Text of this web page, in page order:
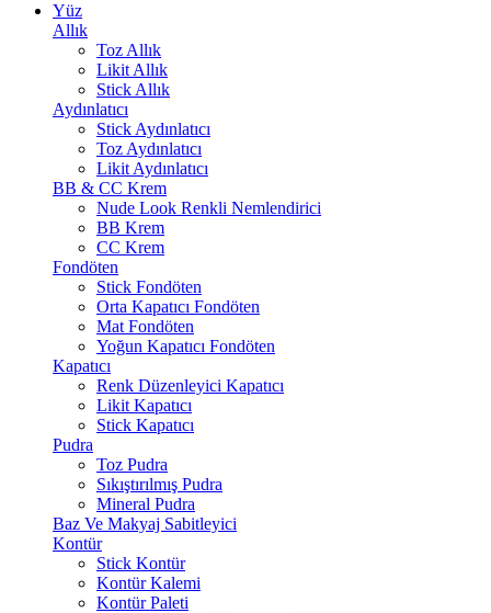
Yüz
Allık
Toz Allık
Likit Allık
Stick Allık
Aydınlatıcı
Stick Aydınlatıcı
Toz Aydınlatıcı
Likit Aydınlatıcı
BB & CC Krem
Nude Look Renkli Nemlendirici
BB Krem
CC Krem
Fondöten
Stick Fondöten
Orta Kapatıcı Fondöten
Mat Fondöten
Yoğun Kapatıcı Fondöten
Kapatıcı
Renk Düzenleyici Kapatıcı
Likit Kapatıcı
Stick Kapatıcı
Pudra
Toz Pudra
Sıkıştırılmış Pudra
Mineral Pudra
Baz Ve Makyaj Sabitleyici
Kontür
Stick Kontür
Kontür Kalemi
Kontür Paleti